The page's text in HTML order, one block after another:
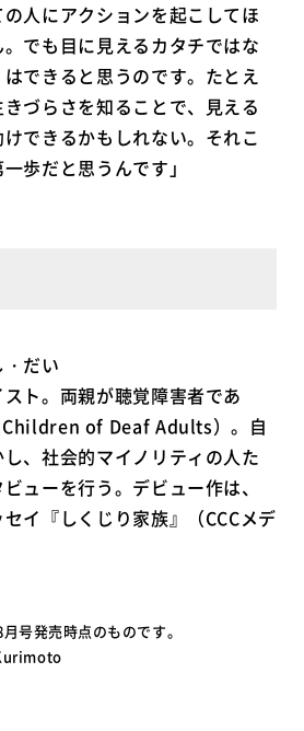
人にアクションを起こしてほ
でも目に見えるカタチではな
できると思うのです。たとえ
づらさを知ることで、見える
できるかもしれない。それこ
歩だと思うんです」
だい
ト。両親が聴覚障害者であ
of Deaf Adults）。自
、社会的マイノリティの人た
ューを行う。デビュー作は、
イ『しくじり家族』（CCCメデ
号発売時点のものです。